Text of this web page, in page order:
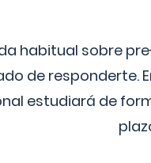
habitual sobre
de responderte.
estudiará de